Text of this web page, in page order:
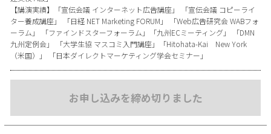
【講演実績】「宣伝会議 インターネット広告講座」 「宣伝会議 コピーライ
ター養成講座」 「日経 NET Marketing FORUM」 「Web広告研究会 WABフォ
ーラム」 「ファインドスターフォーラム」「九州ECミーティング」 「DMN
九州定例会」 「大学生協 マスコミ入門講座」「Hitohata-Kai New York
（米国）」 「日本ダイレクトマーケティング学会セミナー」
お申し込みを締め切りました